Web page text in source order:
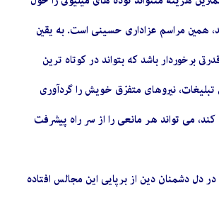
همين مراسم عزادارى حسينى است. به يقين
برخوردار باشد كه بتواند در كوتاه ترين
نيروهاى متفرّق خويش را گردآورى
مى‏ تواند هر مانعى را از سر راه پيشرفت
دل دشمنان دين از برپايى اين مجالس افتاده